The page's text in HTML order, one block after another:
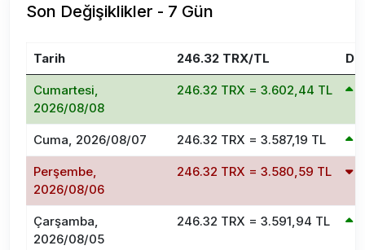
Son Değişiklikler - 7 Gün
Tarih 246.32 TRX/TL
Cumartesi,
2026/08/08
246.32 TRX = 3.602,44 TL
Cuma, 2026/08/07 246.32 TRX = 3.587,19 TL
Perşembe,
2026/08/06
246.32 TRX = 3.580,59 TL
Çarşamba,
2026/08/05
246.32 TRX = 3.591,94 TL